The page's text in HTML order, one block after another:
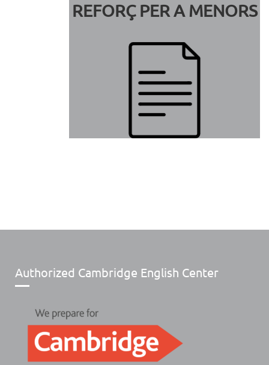
REFORÇ PER A MENORS
Authorized Cambridge English Center